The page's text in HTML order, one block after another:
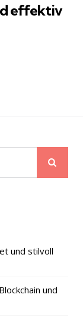
effektiv
und stilvoll
und